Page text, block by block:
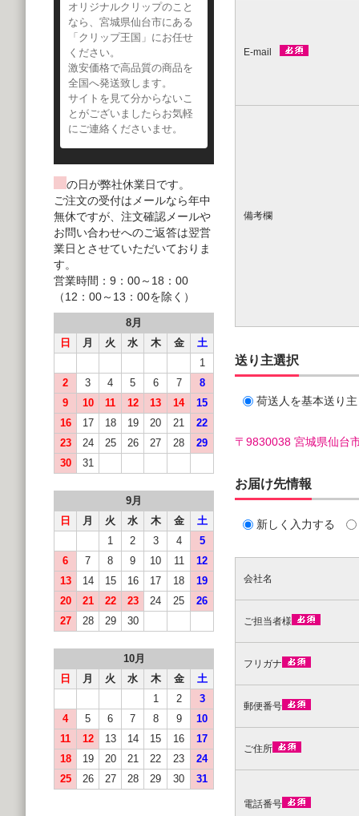
E-mail
備考欄
送り主選択
荷送人を基本送り
〒9830038 宮城県仙台
お届け先情報
新しく入力する
会社名
ご担当者様
フリガナ
郵便番号
ご住所
電話番号
オリジナルクリップのこと
なら、宮城県仙台市にある
「クリップ王国」にお任せ
ください。
激安価格で高品質の商品を
全国へ発送致します。
サイトを見て分からないこ
とがございましたらお気軽
にご連絡くださいませ。
の日が弊社休業日です。
ご注文の受付はメールなら年中
無休ですが、注文確認メールや
お問い合わせへのご返答は翌営
業日とさせていただいておりま
す。
営業時間：9：00～18：00
（12：00～13：00を除く）
8月
日
月 火 水 木 金
土
1
2
3 4 5 6 7
8
9
10 11 12 13 14
15
16
17 18 19 20 21
22
23
24 25 26 27 28
29
30
31
9月
日
月 火 水 木 金
土
1
2 3 4
5
6
7 8 9 10 11
12
13
14 15 16 17 18
19
20
21 22 23 24 25
26
27
28 29 30
10月
日
月 火 水 木 金
土
1
2
3
4
5 6 7 8 9
10
11
12 13 14 15 16
17
18
19 20 21 22 23
24
25
26 27 28 29 30 31